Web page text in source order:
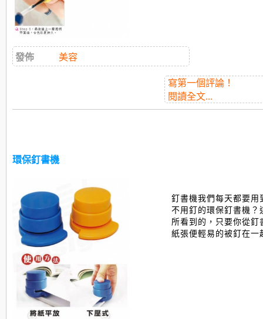
發佈 美容
寫第一個評論！
閱讀全文...
環保釘書機
釘書機我們每天都要用
不用釘的環保釘書機？
所看到的，只要你從
紙張便輕易的被釘在一